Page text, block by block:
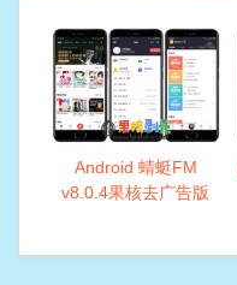
Android 蜻蜓FM
v8.0.4果核去广告版